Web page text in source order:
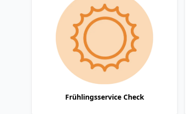
Frühlingsservice Check